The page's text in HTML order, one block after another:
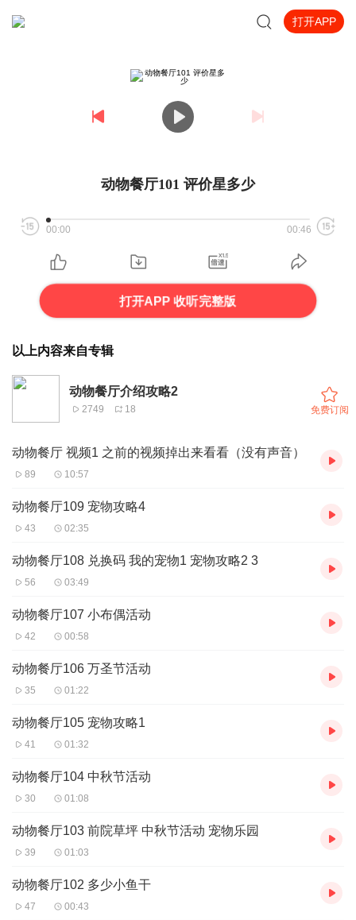
打开APP
动物餐厅101 评价星多少
00:00 00:46
打开APP 收听完整版
以上内容来自专辑
动物餐厅介绍攻略2
2749 18 免费订阅
动物餐厅 视频1 之前的视频掉出来看看（没有声音）
89 10:57
动物餐厅109 宠物攻略4
43 02:35
动物餐厅108 兑换码 我的宠物1 宠物攻略2 3
56 03:49
动物餐厅107 小布偶活动
42 00:58
动物餐厅106 万圣节活动
35 01:22
动物餐厅105 宠物攻略1
41 01:32
动物餐厅104 中秋节活动
30 01:08
动物餐厅103 前院草坪 中秋节活动 宠物乐园
39 01:03
动物餐厅102 多少小鱼干
47 00:43